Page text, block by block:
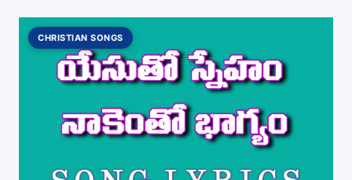
CHRISTIAN SONGS